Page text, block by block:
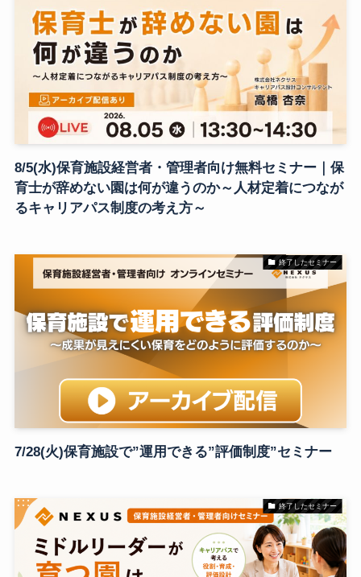
8/5(水)保育施設経営者・管理者向け無料セミナー｜保
育士が辞めない園は何が違うのか～人材定着につなが
るキャリアパス制度の考え方～
終了したセミナー
7/28(火)保育施設で”運用できる”評価制度”セミナー
終了したセミナー